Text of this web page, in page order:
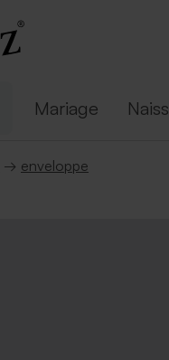
Mariage
→ enveloppe